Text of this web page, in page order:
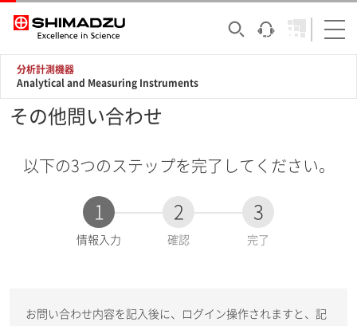
分析計測機器
Analytical and Measuring Instruments
その他問い合わせ
以下の3つのステップを完了してください。
1
現
情報入力
2
確認
3
完了
お問い合わせ内容を記入後に、ログイン操作されますと、記